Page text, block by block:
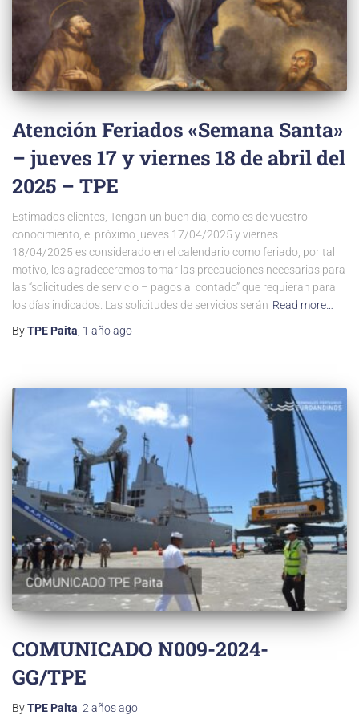
Atención Feriados «Semana Santa»
– jueves 17 y viernes 18 de abril del
2025 – TPE
Estimados clientes, Tengan un buen día, como es de vuestro
conocimiento, el próximo jueves 17/04/2025 y viernes
18/04/2025 es considerado en el calendario como feriado, por tal
motivo, les agradeceremos tomar las precauciones necesarias para
las “solicitudes de servicio – pagos al contado” que requieran para
los días indicados. Las solicitudes de servicios serán Read more…
ByTPE Paita 1 añoago
COMUNICADO N009-2024-
GG/TPE
ByTPE Paita, 2 añosago